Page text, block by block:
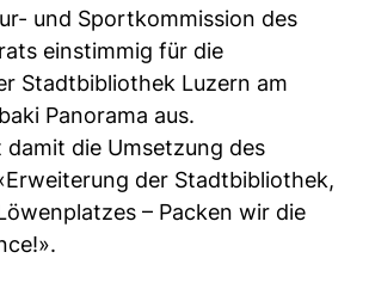
und Sportkommission des
einstimmig für die
Stadtbibliothek Luzern am
Panorama aus.
die Umsetzung des
der Stadtbibliothek,
– Packen wir die